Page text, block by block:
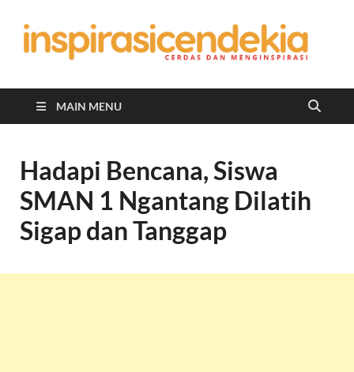
MAIN MENU
Hadapi Bencana, Siswa
SMAN 1 Ngantang Dilatih
Sigap dan Tanggap